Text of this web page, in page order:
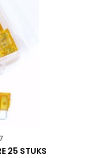
25 STUKS